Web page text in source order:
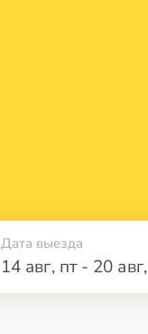
Дата выезда
14 авг, пт- 20 авг,